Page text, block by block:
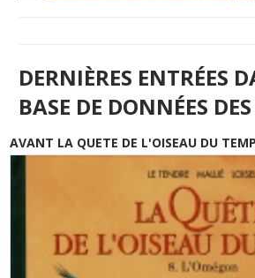
DERNIÈRES ENTRÉES
BASE DE DONNÉES
AVANT LA QUETE DE L'OISEAU DU